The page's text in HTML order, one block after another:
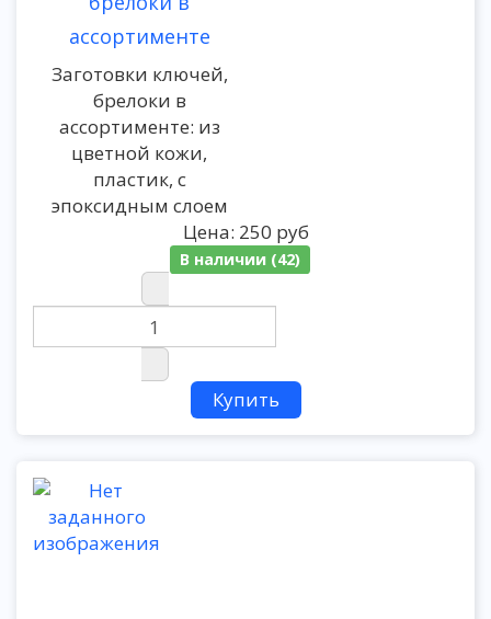
ассортименте
Заготовки ключей,
брелоки в
ассортименте: из
цветной кожи,
пластик, с
эпоксидным слоем
Цена: 250 руб
В наличии (42)